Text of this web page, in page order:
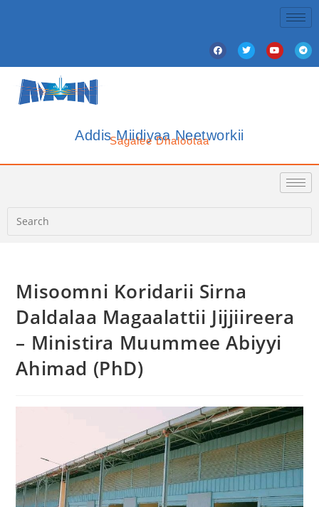
Addis Miidiyaa Neetworkii
Sagalee Dhalootaa
Misoomni Koridarii Sirna
Daldalaa Magaalattii Jijjiireera
– Ministira Muummee Abiyyi
Ahimad (PhD)